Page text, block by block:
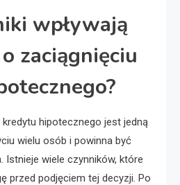
wpływają
zaciągnięciu
hipotecznego jest jedną
wielu osób i powinna być
Istnieje wiele czynników, które
przed podjęciem tej decyzji. Po